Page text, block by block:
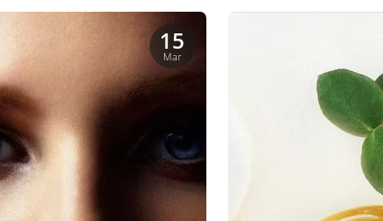
15
Mar